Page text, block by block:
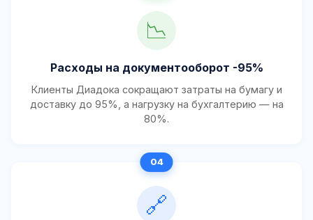
📉
Расходы на документооборот -95%
Клиенты Диадока сокращают затраты на бумагу и
доставку до 95%, а нагрузку на бухгалтерию — на
80%.
🔗